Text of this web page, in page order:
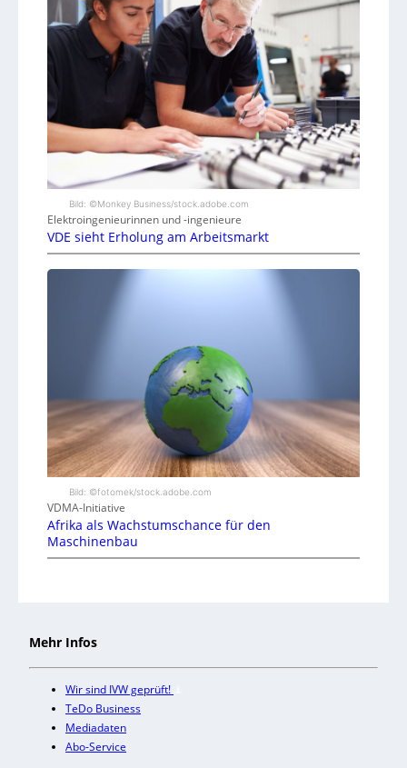
Bild: ©Monkey Business/stock.adobe.com
Elektroingenieurinnen und -ingenieure
VDE sieht Erholung am Arbeitsmarkt
Bild: ©fotomek/stock.adobe.com
VDMA-Initiative
Afrika als Wachstumschance für den
Maschinenbau
Mehr Infos
Wir sind IVW geprüft!
TeDo Business
Mediadaten
Abo-Service